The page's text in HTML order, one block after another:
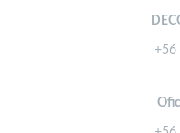
+56